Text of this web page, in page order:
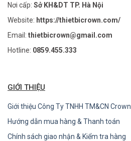
Nơi cấp: Sở KH&DT TP. Hà Nội
Website: https://thietbicrown.com/
Email: thietbicrown@gmail.com
Hotline: 0859.455.333
GIỚI THIỆU
Giới thiệu Công Ty TNHH TM&CN Crown
Hướng dẫn mua hàng & Thanh toán
Chính sách giao nhận & Kiểm tra hàng